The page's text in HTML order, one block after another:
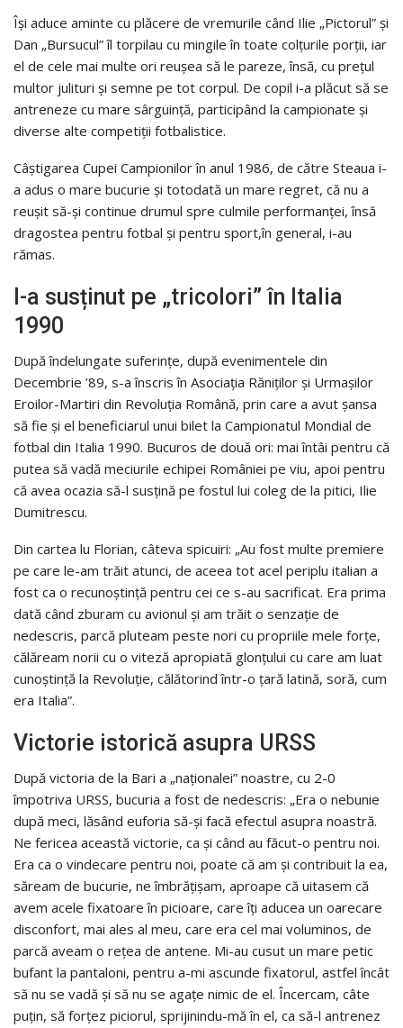
Își aduce aminte cu plăcere de vremurile când Ilie „Pictorul” și
Dan „Bursucul” îl torpilau cu mingile în toate colțurile porții, iar
el de cele mai multe ori reușea să le pareze, însă, cu prețul
multor julituri și semne pe tot corpul. De copil i-a plăcut să se
antreneze cu mare sârguință, participând la campionate și
diverse alte competiții fotbalistice.
Câștigarea Cupei Campionilor în anul 1986, de către Steaua i-
a adus o mare bucurie și totodată un mare regret, că nu a
reușit să-și continue drumul spre culmile performanței, însă
dragostea pentru fotbal și pentru sport,în general, i-au
rămas.
I-a susținut pe „tricolori” în Italia
1990
După îndelungate suferințe, după evenimentele din
Decembrie ’89, s-a înscris în Asociația Răniților și Urmașilor
Eroilor-Martiri din Revoluția Română, prin care a avut șansa
să fie și el beneficiarul unui bilet la Campionatul Mondial de
fotbal din Italia 1990. Bucuros de două ori: mai întâi pentru că
putea să vadă meciurile echipei României pe viu, apoi pentru
că avea ocazia să-l susțină pe fostul lui coleg de la pitici, Ilie
Dumitrescu.
Din cartea lu Florian, câteva spicuiri: „Au fost multe premiere
pe care le-am trăit atunci, de aceea tot acel periplu italian a
fost ca o recunoștință pentru cei ce s-au sacrificat. Era prima
dată când zburam cu avionul și am trăit o senzație de
nedescris, parcă pluteam peste nori cu propriile mele forțe,
călăream norii cu o viteză apropiată glonțului cu care am luat
cunoștință la Revoluție, călătorind într-o țară latină, soră, cum
era Italia”.
Victorie istorică asupra URSS
După victoria de la Bari a „naționalei” noastre, cu 2-0
împotriva URSS, bucuria a fost de nedescris: „Era o nebunie
după meci, lăsând euforia să-și facă efectul asupra noastră.
Ne fericea această victorie, ca și când au făcut-o pentru noi.
Era ca o vindecare pentru noi, poate că am și contribuit la ea,
săream de bucurie, ne îmbrățișam, aproape că uitasem că
avem acele fixatoare în picioare, care îți aducea un oarecare
disconfort, mai ales al meu, care era cel mai voluminos, de
parcă aveam o rețea de antene. Mi-au cusut un mare petic
bufant la pantaloni, pentru a-mi ascunde fixatorul, astfel încât
să nu se vadă și să nu se agațe nimic de el. Încercam, câte
puțin, să forțez piciorul, sprijinindu-mă în el, ca să-l antrenez